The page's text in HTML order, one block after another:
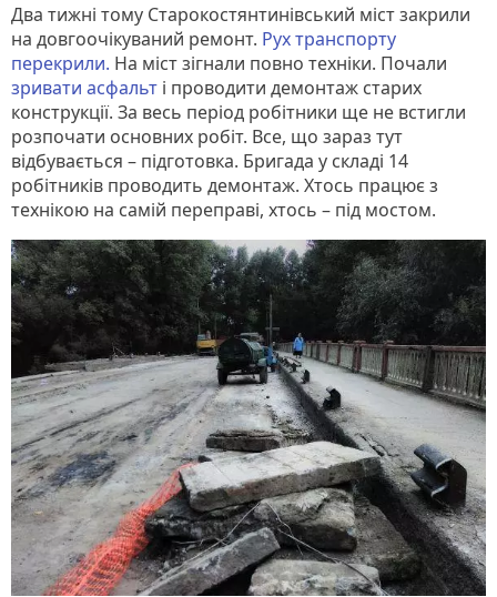
Два тижні тому Старокостянтинівський міст закрили
на довгоочікуваний ремонт. Рух транспорту
перекрили. На міст зігнали повно техніки. Почали
зривати асфальт і проводити демонтаж старих
конструкції. За весь період робітники ще не встигли
розпочати основних робіт. Все, що зараз тут
відбувається – підготовка. Бригада у складі 14
робітників проводить демонтаж. Хтось працює з
технікою на самій переправі, хтось – під мостом.